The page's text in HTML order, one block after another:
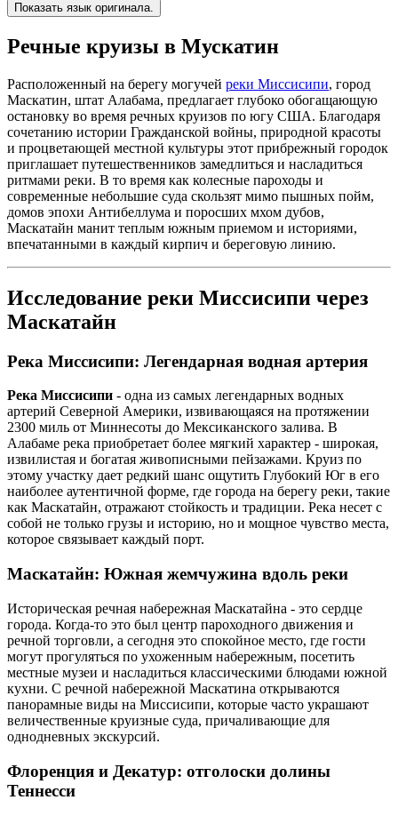
Показать язык оригинала.
Речные круизы в Мускатин
Расположенный на берегу могучей реки Миссисипи, город
Маскатин, штат Алабама, предлагает глубоко обогащающую
остановку во время речных круизов по югу США. Благодаря
сочетанию истории Гражданской войны, природной красоты
и процветающей местной культуры этот прибрежный городок
приглашает путешественников замедлиться и насладиться
ритмами реки. В то время как колесные пароходы и
современные небольшие суда скользят мимо пышных пойм,
домов эпохи Антибеллума и поросших мхом дубов,
Маскатайн манит теплым южным приемом и историями,
впечатанными в каждый кирпич и береговую линию.
Исследование реки Миссисипи через
Маскатайн
Река Миссисипи: Легендарная водная артерия
Река Миссисипи - одна из самых легендарных водных
артерий Северной Америки, извивающаяся на протяжении
2300 миль от Миннесоты до Мексиканского залива. В
Алабаме река приобретает более мягкий характер - широкая,
извилистая и богатая живописными пейзажами. Круиз по
этому участку дает редкий шанс ощутить Глубокий Юг в его
наиболее аутентичной форме, где города на берегу реки, такие
как Маскатайн, отражают стойкость и традиции. Река несет с
собой не только грузы и историю, но и мощное чувство места,
которое связывает каждый порт.
Маскатайн: Южная жемчужина вдоль реки
Историческая речная набережная Маскатайна - это сердце
города. Когда-то это был центр пароходного движения и
речной торговли, а сегодня это спокойное место, где гости
могут прогуляться по ухоженным набережным, посетить
местные музеи и насладиться классическими блюдами южной
кухни. С речной набережной Маскатина открываются
панорамные виды на Миссисипи, которые часто украшают
величественные круизные суда, причаливающие для
однодневных экскурсий.
Флоренция и Декатур: отголоски долины
Теннесси